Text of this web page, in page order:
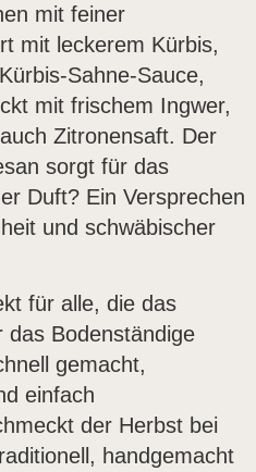
mit feiner
mit leckerem Kürbis,
Sahne-Sauce,
mit frischem Ingwer,
Zitronensaft. Der
sorgt für das
Duft? Ein Versprechen
und schwäbischer
für alle, die das
das Bodenständige
gemacht,
einfach
der Herbst bei
handgemacht